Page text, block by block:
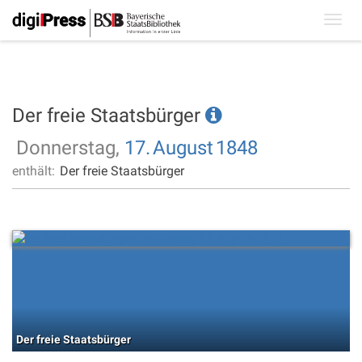
Der freie Staatsbürger
Donnerstag, 17.August 1848
enthält: Der freie Staatsbürger
Der freie Staatsbürger